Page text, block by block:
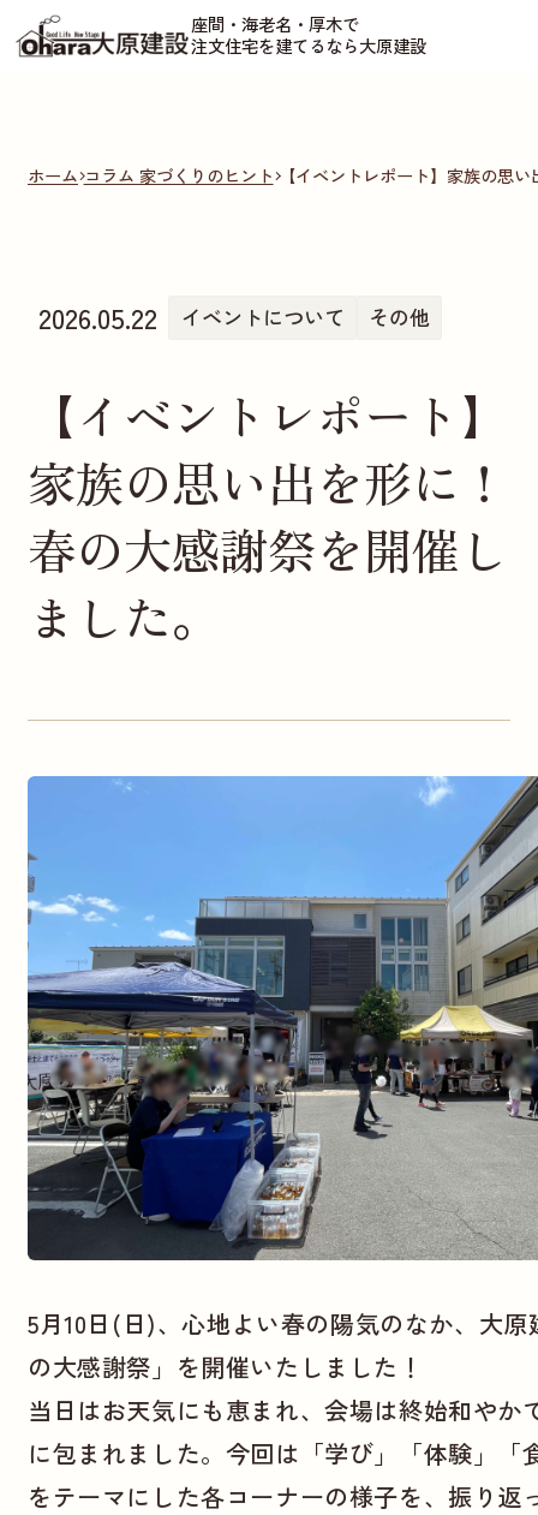
座間・海老名・厚木で
注文住宅を建てるなら大原建設
ホーム コラム 家づくりのヒント 【イベントレポート】家族の思
2026.05.22 イベントについて その他
【イベントレポート】
家族の思い出を形に！
春の大感謝祭を開催し
ました。
5月10日(日)、心地よい春の陽気のなか、大原
の大感謝祭」を開催いたしました！
当日はお天気にも恵まれ、会場は終始和やか
に包まれました。今回は「学び」「体験」「
をテーマにした各コーナーの様子を、振り返